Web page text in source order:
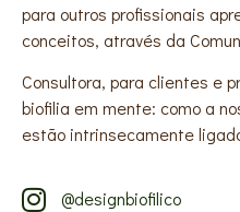
para outros profissionais
conceitos, através da
Consultora, para clientes e
biofilia em mente: como a
estão intrinsecamente
@designbiofilico